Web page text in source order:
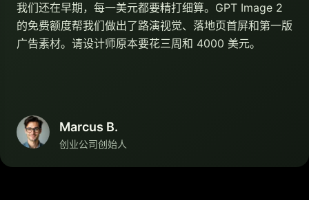
我们还在早期，每一美元都要精打细算。GPT Image 2
的免费额度帮我们做出了路演视觉、落地页首屏和第一版
广告素材。请设计师原本要花三周和 4000 美元。
Marcus B.
创业公司创始人